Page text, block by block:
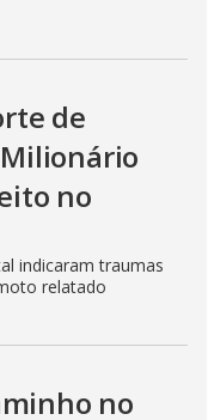
de
no
indicaram traumas
relatado
no